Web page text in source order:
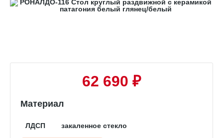
62 690 ₽
Материал
ЛДСП закаленное стекло